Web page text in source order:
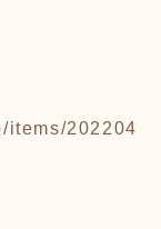
items/202204